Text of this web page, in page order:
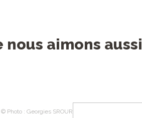
aimons aussi
© Photo : Georgies SROUR